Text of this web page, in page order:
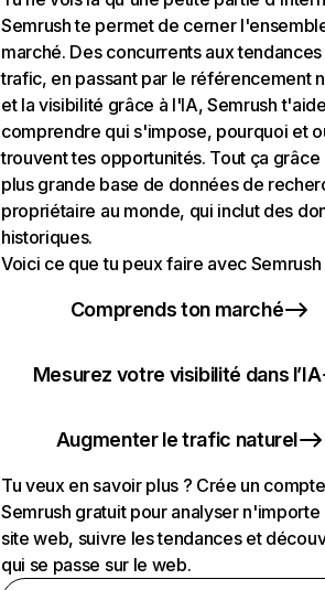
Semrush te permet de cerner
marché. Des concurrents aux
trafic, en passant par le référencement
et la visibilité grâce à l'IA, Semrush
comprendre qui s'impose, pourquoi et
trouvent tes opportunités. Tout ça grâce
plus grande base de données de
propriétaire au monde, qui inclut des
historiques.
Voici ce que tu peux faire avec Semrush
Comprends ton marché
Mesurez votre visibilité dans l’IA
Augmenter le trafic naturel
Tu veux en savoir plus ? Crée un compte
Semrush gratuit pour analyser n'importe
site web, suivre les tendances et
qui se passe sur le web.